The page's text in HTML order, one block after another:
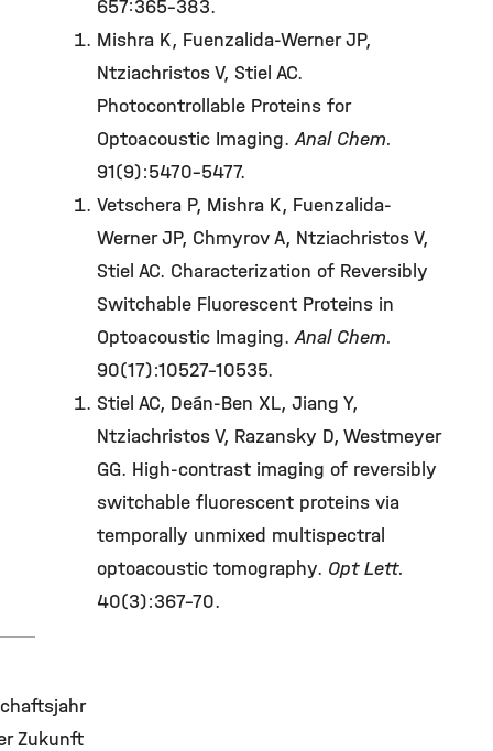
657:365-383.
Mishra K, Fuenzalida-Werner JP,
Ntziachristos V, Stiel AC.
Photocontrollable Proteins for
Optoacoustic Imaging.Anal Chem.
91(9):5470-5477.
Vetschera P, Mishra K, Fuenzalida-
Werner JP, Chmyrov A, Ntziachristos V,
Stiel AC. Characterization of Reversibly
Switchable Fluorescent Proteins in
Optoacoustic Imaging.Anal Chem.
90(17):10527-10535.
Stiel AC, Deán-Ben XL, Jiang Y,
Ntziachristos V, Razansky D, Westmeyer
GG. High-contrast imaging of reversibly
switchable fluorescent proteins via
temporally unmixed multispectral
optoacoustic tomography. Opt Lett.
40(3):367-70.